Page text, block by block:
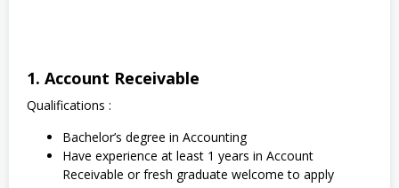
1. Account Receivable
Qualifications :
Bachelor’s degree in Accounting
Have experience at least 1 years in Account
Receivable or fresh graduate welcome to apply